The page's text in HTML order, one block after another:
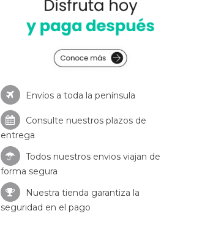
Envíos a toda la península
Consulte nuestros plazos de
entrega
Todos nuestros envios viajan de
forma segura
Nuestra tienda garantiza la
seguridad en el pago